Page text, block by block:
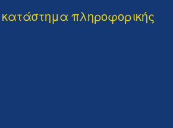
κατάστημα πληροφορικής